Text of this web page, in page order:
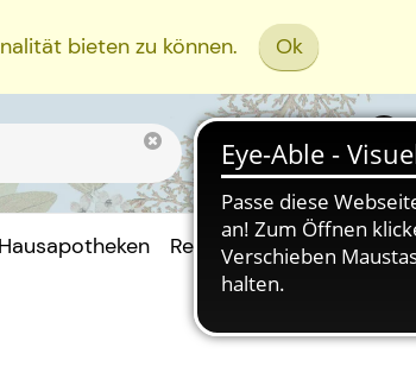
bieten zu können. Ok
Rezept Einreichen